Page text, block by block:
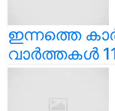
ഇന്നത്തെ
വാർത്തകൾ